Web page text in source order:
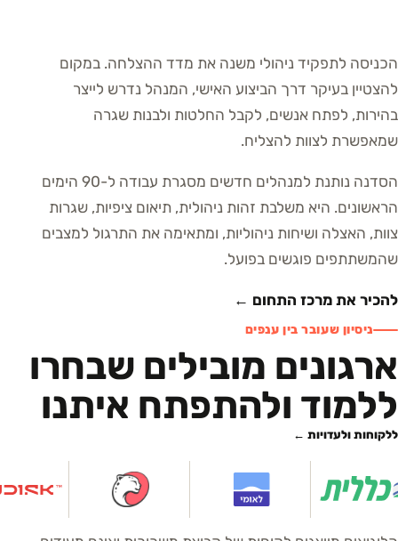
הכניסה לתפקיד ניהולי משנה את מדד ההצלחה. במקום
להצטיין בעיקר דרך הביצוע האישי, המנהל נדרש לייצר
בהירות, לפתח אנשים, לקבל החלטות ולבנות שגרה
שמאפשרת לצוות להצליח.
הסדנה נותנת למנהלים חדשים מסגרת עבודה ל-90 הימים
הראשונים. היא משלבת זהות ניהולית, תיאום ציפיות, שגרות
צוות, האצלה ושיחות ניהוליות, ומתאימה את התרגול למצבים
שהמשתתפים פוגשים בפועל.
להכיר את מרכז התחום ←
ניסיון שעובר בין ענפים
ארגונים מובילים שבחרו
ללמוד ולהתפתח איתנו
ללקוחות ולעדויות ←